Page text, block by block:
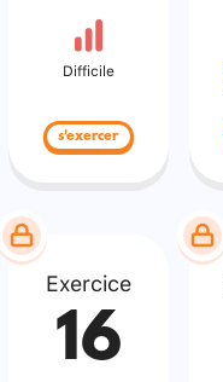
Difficile
s'exercer
Exercice
16